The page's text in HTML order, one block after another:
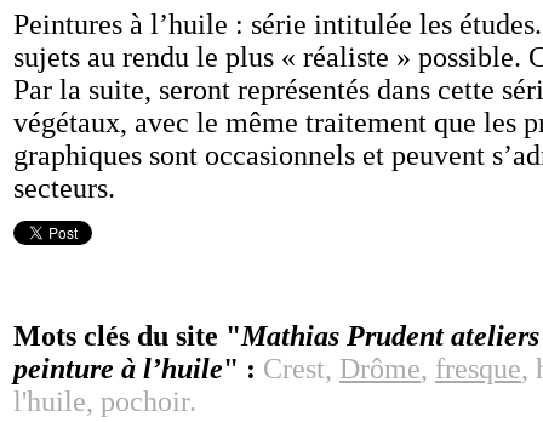
Peintures à l’huile : série intitulée les
sujets au rendu le plus « réaliste » possible.
Par la suite, seront représentés dans cette
végétaux, avec le même traitement que les
graphiques sont occasionnels et peuvent
secteurs.
Mots clés du site "Mathias Prudent
peinture à l’huile" : Crest, Drôme, fresque,
l'huile, pochoir.